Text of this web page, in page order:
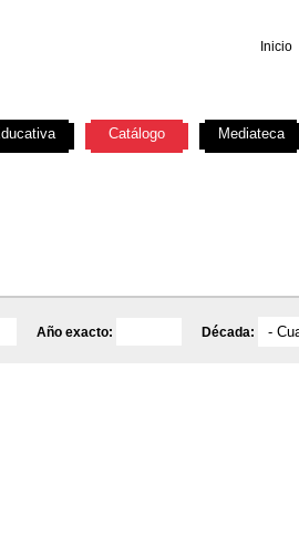
Inicio
Año exacto: Década:
Catálogo Mediateca